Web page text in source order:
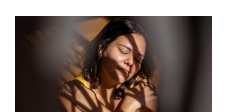
SEMPRE ACHEI QUE HAVIA ALGO
ERRADO COMIGO